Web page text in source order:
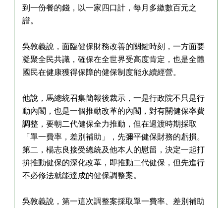
到一份餐的錢，以一家四口計，每月多繳數百元之
譜。
吳敦義說，面臨健保財務改善的關鍵時刻，一方面要
凝聚全民共識，確保在全世界受高度肯定，也是全體
國民在健康獲得保障的健保制度能永續經營。
他說，馬總統召集簡報後裁示，一是行政院不只是行
動內閣，也是一個推動改革的內閣，對有關健保率費
調整，要朝二代健保全力推動，但在過渡時期採取
「單一費率，差別補助」，先彌平健保財務的虧損。
第二，楊志良接受總統及他本人的慰留，決定一起打
拚推動健保的深化改革，即推動二代健保，但先進行
不必修法就能達成的健保調整案。
吳敦義說，第一這次調整案採取單一費率、差別補助